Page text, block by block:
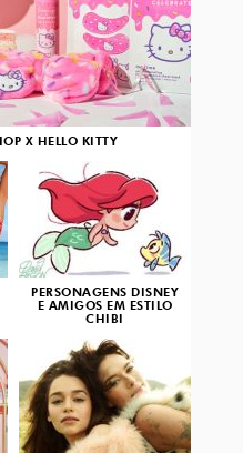
X HELLO KITTY
PERSONAGENS DISNEY
E AMIGOS EM ESTILO
CHIBI
3